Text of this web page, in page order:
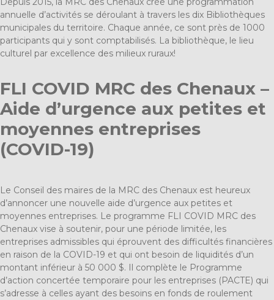
annuelle d’activités se déroulant à travers les dix Bibliothèques
municipales du territoire. Chaque année, ce sont près de 1000
participants qui y sont comptabilisés. La bibliothèque, le lieu
culturel par excellence des milieux ruraux!
FLI COVID MRC des Chenaux –
Aide d’urgence aux petites et
moyennes entreprises
(COVID-19)
Le Conseil des maires de la MRC des Chenaux est heureux
d’annoncer une nouvelle aide d’urgence aux petites et
moyennes entreprises. Le programme FLI COVID MRC des
Chenaux vise à soutenir, pour une période limitée, les
entreprises admissibles qui éprouvent des difficultés financières
en raison de la COVID-19 et qui ont besoin de liquidités d’un
montant inférieur à 50 000 $. Il complète le Programme
d’action concertée temporaire pour les entreprises (PACTE) qui
s’adresse à celles ayant des besoins en fonds de roulement